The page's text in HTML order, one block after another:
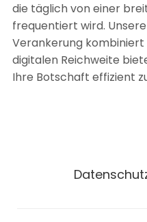
die täglich von einer
frequentiert wird.
Verankerung
digitalen Reichweite
Ihre Botschaft effizient